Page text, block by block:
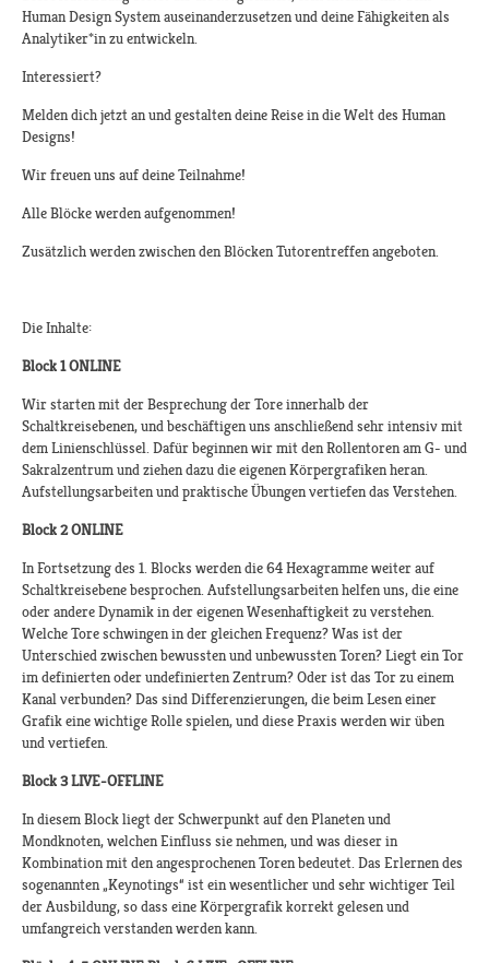
Human Design System auseinanderzusetzen und deine Fähigkeiten als
Analytiker*in zu entwickeln.
Interessiert?
Melden dich jetzt an und gestalten deine Reise in die Welt des Human
Designs!​​
Wir freuen uns auf deine Teilnahme!​
Alle Blöcke werden aufgenommen!​
Zusätzlich werden zwischen den Blöcken Tutorentreffen angeboten.​
Die Inhalte:
Block 1 ONLINE
Wir starten mit der Besprechung der Tore innerhalb der
Schaltkreisebenen, und beschäftigen uns anschließend sehr intensiv mit
dem Linienschlüssel. Dafür beginnen wir mit den Rollentoren am G- und
Sakralzentrum und ziehen dazu die eigenen Körpergrafiken heran.
Aufstellungsarbeiten und praktische Übungen vertiefen das Verstehen.
Block 2 ONLINE
In Fortsetzung des 1. Blocks werden die 64 Hexagramme weiter auf
Schaltkreisebene besprochen. Aufstellungsarbeiten helfen uns, die eine
oder andere Dynamik in der eigenen Wesenhaftigkeit zu verstehen.
Welche Tore schwingen in der gleichen Frequenz? Was ist der
Unterschied zwischen bewussten und unbewussten Toren? Liegt ein Tor
im definierten oder undefinierten Zentrum? Oder ist das Tor zu einem
Kanal verbunden? Das sind Differenzierungen, die beim Lesen einer
Grafik eine wichtige Rolle spielen, und diese Praxis werden wir üben
und vertiefen.
Block 3 LIVE-OFFLINE
In diesem Block liegt der Schwerpunkt auf den Planeten und
Mondknoten, welchen Einfluss sie nehmen, und was dieser in
Kombination mit den angesprochenen Toren bedeutet. Das Erlernen des
sogenannten „Keynotings“ ist ein wesentlicher und sehr wichtiger Teil
der Ausbildung, so dass eine Körpergrafik korrekt gelesen und
umfangreich verstanden werden kann.